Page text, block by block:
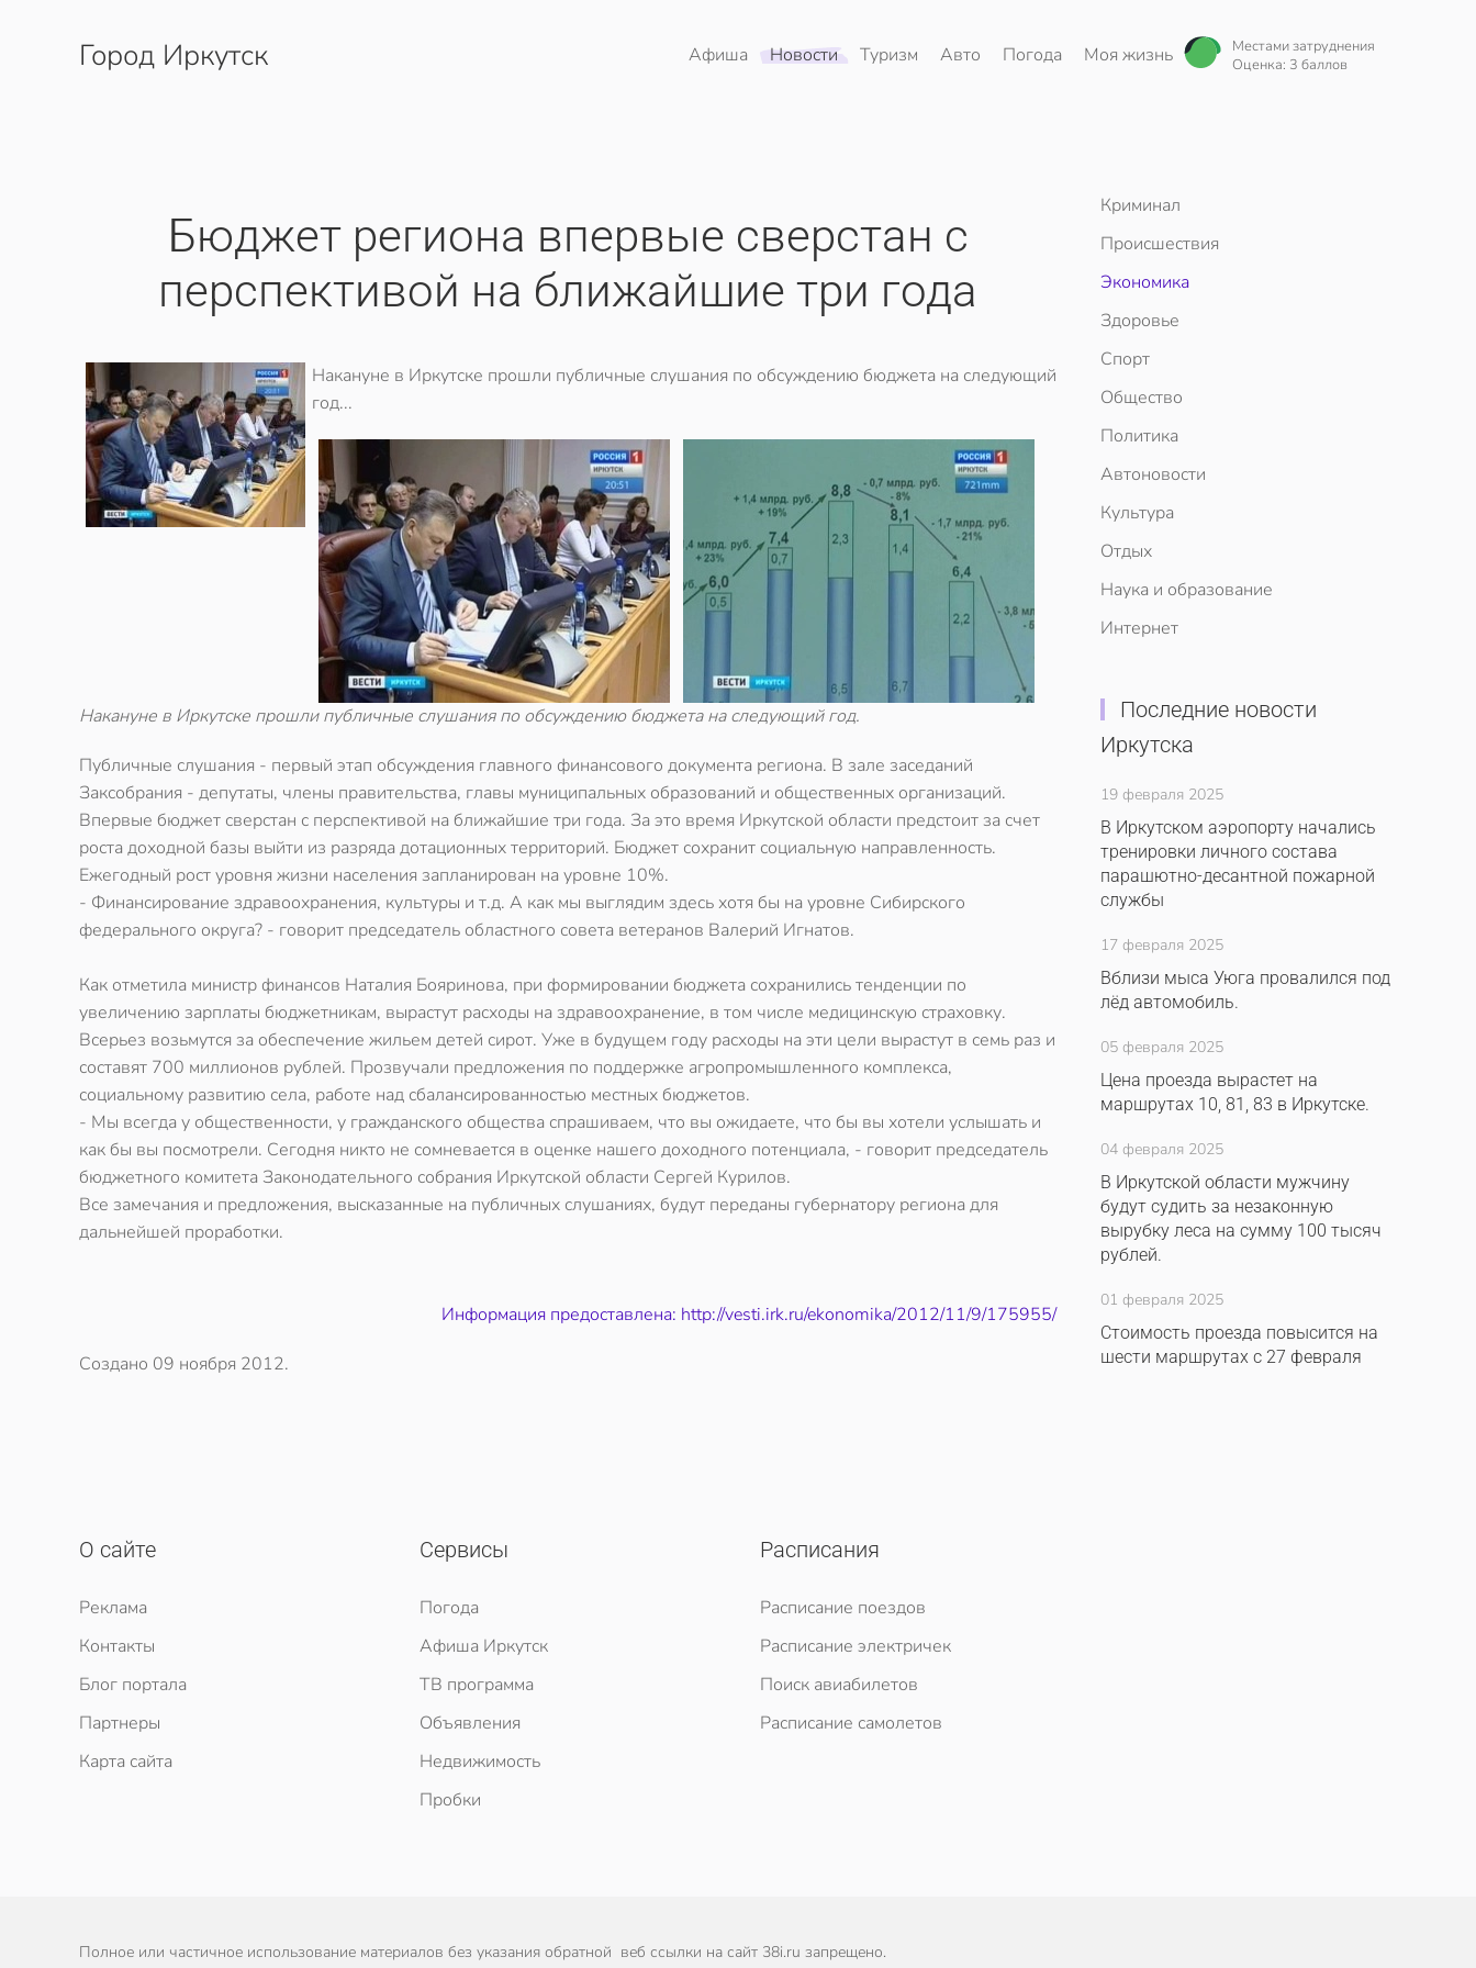
Перейти к содержимому
Город Иркутск Афиша Новости Туризм Авто Погода Моя жизнь
Местами затруднения
Оценка: 3 баллов
Бюджет региона впервые сверстан с
перспективой на ближайшие три года
Накануне в Иркутске прошли публичные слушания по обсуждению бюджета на следующий
год...
Накануне в Иркутске прошли публичные слушания по обсуждению бюджета на следующий год.
Публичные слушания - первый этап обсуждения главного финансового документа региона. В зале заседаний
Заксобрания - депутаты, члены правительства, главы муниципальных образований и общественных организаций.
Впервые бюджет сверстан с перспективой на ближайшие три года. За это время Иркутской области предстоит за счет
роста доходной базы выйти из разряда дотационных территорий. Бюджет сохранит социальную направленность.
Ежегодный рост уровня жизни населения запланирован на уровне 10%.
- Финансирование здравоохранения, культуры и т.д. А как мы выглядим здесь хотя бы на уровне Сибирского
федерального округа? - говорит председатель областного совета ветеранов Валерий Игнатов.
Как отметила министр финансов Наталия Бояринова, при формировании бюджета сохранились тенденции по
увеличению зарплаты бюджетникам, вырастут расходы на здравоохранение, в том числе медицинскую страховку.
Всерьез возьмутся за обеспечение жильем детей сирот. Уже в будущем году расходы на эти цели вырастут в семь раз и
составят 700 миллионов рублей. Прозвучали предложения по поддержке агропромышленного комплекса,
социальному развитию села, работе над сбалансированностью местных бюджетов.
- Мы всегда у общественности, у гражданского общества спрашиваем, что вы ожидаете, что бы вы хотели услышать и
как бы вы посмотрели. Сегодня никто не сомневается в оценке нашего доходного потенциала, - говорит председатель
бюджетного комитета Законодательного собрания Иркутской области Сергей Курилов.
Все замечания и предложения, высказанные на публичных слушаниях, будут переданы губернатору региона для
дальнейшей проработки.
Информация предоставлена: http://vesti.irk.ru/ekonomika/2012/11/9/175955/
Создано 09 ноября 2012.
Криминал
Происшествия
Экономика
Здоровье
Спорт
Общество
Политика
Автоновости
Культура
Отдых
Наука и образование
Интернет
Последние новости
Иркутска
19 февраля 2025
В Иркутском аэропорту начались
тренировки личного состава
парашютно-десантной пожарной
службы
17 февраля 2025
Вблизи мыса Уюга провалился под
лёд автомобиль.
05 февраля 2025
Цена проезда вырастет на
маршрутах 10, 81, 83 в Иркутске.
04 февраля 2025
В Иркутской области мужчину
будут судить за незаконную
вырубку леса на сумму 100 тысяч
рублей.
01 февраля 2025
Стоимость проезда повысится на
шести маршрутах с 27 февраля
О сайте
Реклама
Контакты
Блог портала
Партнеры
Карта сайта
Сервисы
Погода
Афиша Иркутск
ТВ программа
Объявления
Недвижимость
Пробки
Расписания
Расписание поездов
Расписание электричек
Поиск авиабилетов
Расписание самолетов
Полное или частичное использование материалов без указания обратной веб ссылки на сайт 38i.ru запрещено.